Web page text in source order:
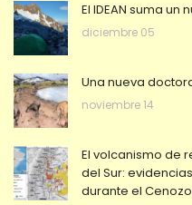
El IDEAN suma un
diciembre 05
Una nueva
noviembre 14
El volcanismo de
del Sur:
durante el